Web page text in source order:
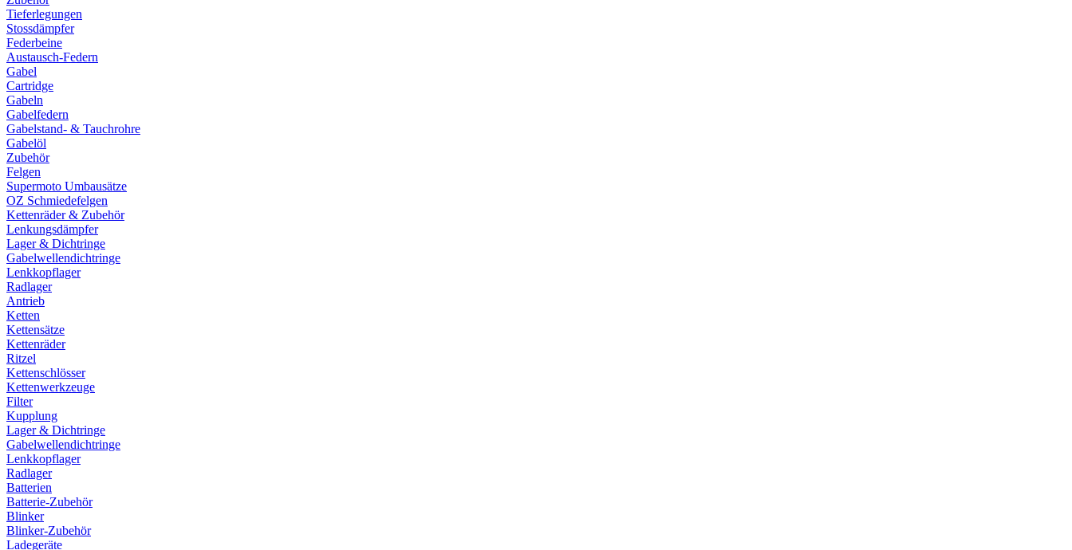
Tieferlegungen
Stossdämpfer
Federbeine
Austausch-Federn
Gabel
Cartridge
Gabeln
Gabelfedern
Gabelstand- & Tauchrohre
Gabelöl
Zubehör
Felgen
Supermoto Umbausätze
OZ Schmiedefelgen
Kettenräder & Zubehör
Lenkungsdämpfer
Lager & Dichtringe
Gabelwellendichtringe
Lenkkopflager
Radlager
Antrieb
Ketten
Kettensätze
Kettenräder
Ritzel
Kettenschlösser
Kettenwerkzeuge
Filter
Kupplung
Lager & Dichtringe
Gabelwellendichtringe
Lenkkopflager
Radlager
Batterien
Batterie-Zubehör
Blinker
Blinker-Zubehör
Ladegeräte